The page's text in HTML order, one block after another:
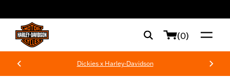
(0)
Dickies x Harley-Davidson